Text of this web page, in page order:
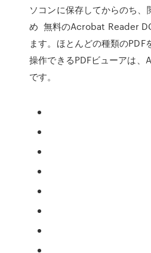
ソコンに保存してからのち、
め 無料のAcrobat Reader
ます。ほとんどの種類のPDF
操作できるPDFビューアは
です。